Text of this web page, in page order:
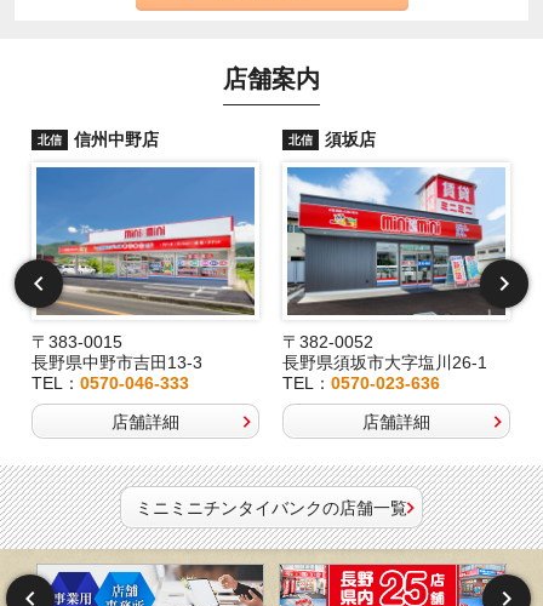
店舗案内
北信 信州中野店
〒383-0015
長野県中野市吉田13-3
TEL： 0570-046-333
店舗詳細
北信 須坂店
〒382-0052
長野県須坂市大字塩川26-1
TEL：0570-023-636
店舗詳細
ミニミニチンタイバンクの店舗一覧